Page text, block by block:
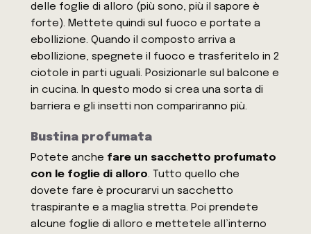
delle foglie di alloro (più sono, più il sapore è
forte). Mettete quindi sul fuoco e portate a
ebollizione. Quando il composto arriva a
ebollizione, spegnete il fuoco e trasferitelo in 2
ciotole in parti uguali. Posizionarle sul balcone e
in cucina. In questo modo si crea una sorta di
barriera e gli insetti non compariranno più.
Bustina profumata
Potete anche fare un sacchetto profumato
con le foglie di alloro. Tutto quello che
dovete fare è procurarvi un sacchetto
traspirante e a maglia stretta. Poi prendete
alcune foglie di alloro e mettetele all’interno